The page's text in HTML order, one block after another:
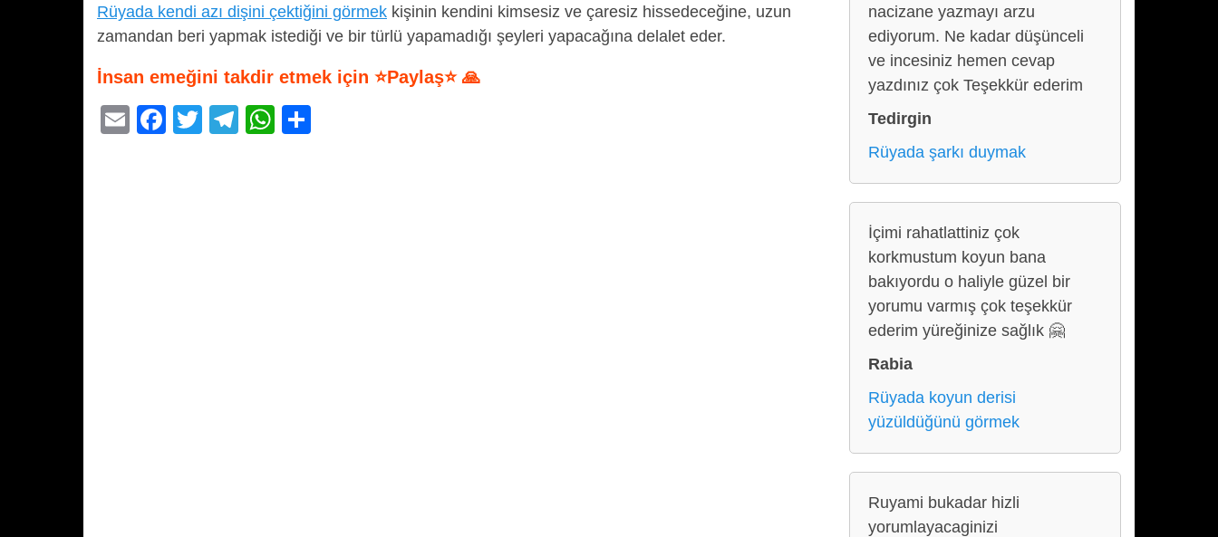
Rüyada kendi azı dişini çektiğini görmek kişinin kendini kimsesiz ve çaresiz hissedeceğine, uzun
zamandan beri yapmak istediği ve bir türlü yapamadığı şeyleri yapacağına delalet eder.
İnsan emeğini takdir etmek için ⭐Paylaş⭐ 🙏
E
F
T
T
W
nacizane yazmayı arzu
ediyorum. Ne kadar düşünceli
ve incesiniz hemen cevap
yazdınız çok Teşekkür ederim
Tedirgin
Rüyada şarkı duymak
İçimi rahatlattiniz çok
korkmustum koyun bana
bakıyordu o haliyle güzel bir
yorumu varmış çok teşekkür
ederim yüreğinize sağlık 🤗
Rabia
Rüyada koyun derisi
yüzüldüğünü görmek
Ruyami bukadar hizli
yorumlayacaginizi